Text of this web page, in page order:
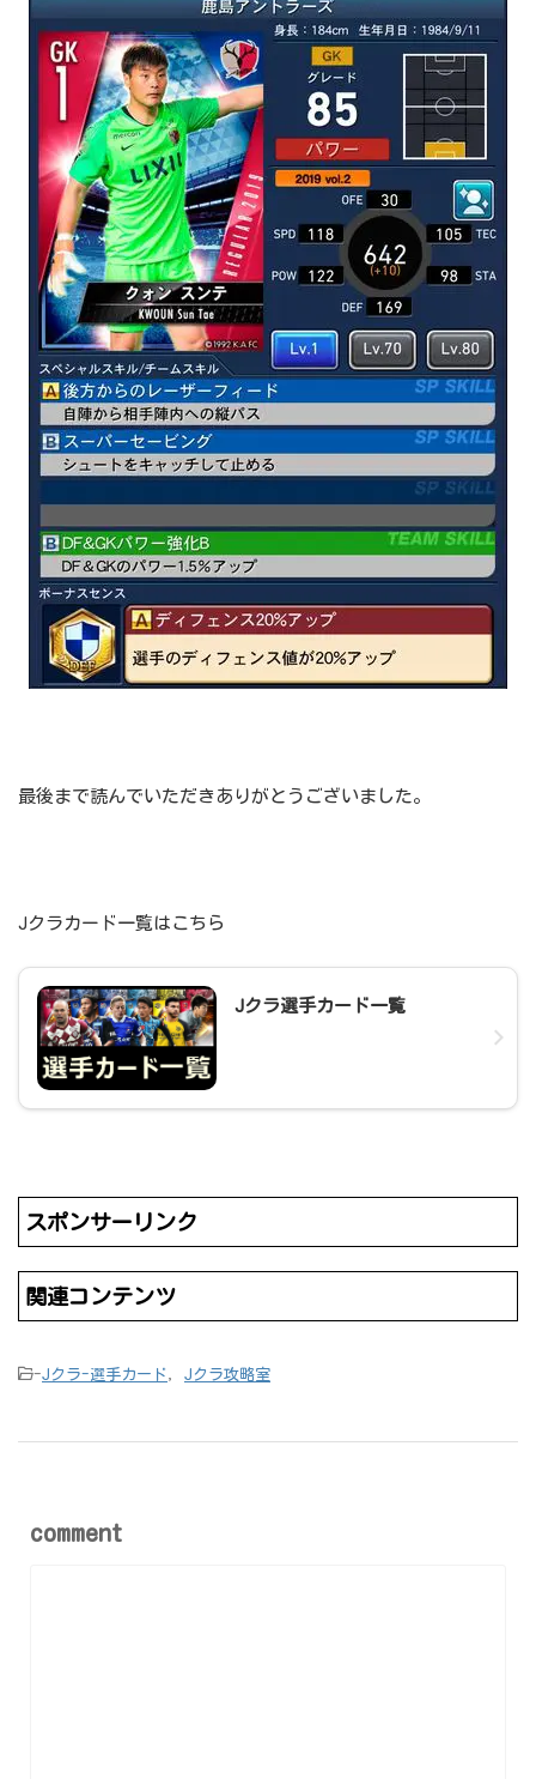
最後まで読んでいただきありがとうございました。
Jクラカード一覧はこちら
Jクラ選手カード一覧
スポンサーリンク
関連コンテンツ
-Jクラ-選手カード, Jクラ攻略室
comment